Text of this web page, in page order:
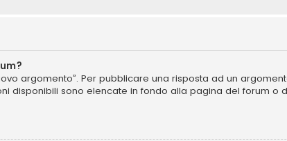
argomento”. Per pubblicare una risposta ad un
disponibili sono elencate in fondo alla pagina del forum o